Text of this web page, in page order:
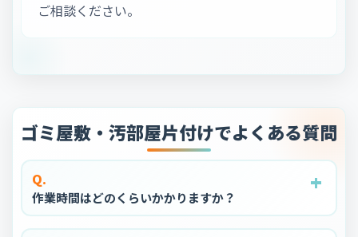
ご相談ください。
ゴミ屋敷・汚部屋片付けでよくある質問
Q.
作業時間はどのくらいかかりますか？
+
+
+
+
+